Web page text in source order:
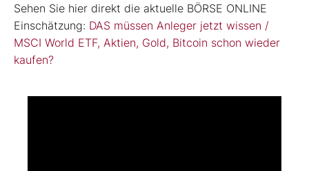
Sehen Sie hier direkt die aktuelle BÖRSE ONLINE
Einschätzung: DAS müssen Anleger jetzt wissen /
MSCI World ETF, Aktien, Gold, Bitcoin schon wieder
kaufen?